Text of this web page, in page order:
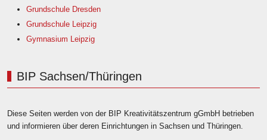
Grundschule Dresden
Grundschule Leipzig
Gymnasium Leipzig
BIP Sachsen/Thüringen
Diese Seiten werden von der BIP Kreativitätszentrum gGmbH betrieben
und informieren über deren Einrichtungen in Sachsen und Thüringen.